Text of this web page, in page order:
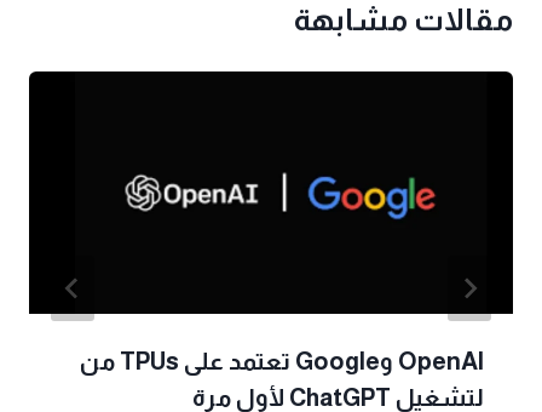
مقالات مشابهة
OpenAI وGoogle تعتمد على TPUs من
لتشغيل ChatGPT لأول مرة